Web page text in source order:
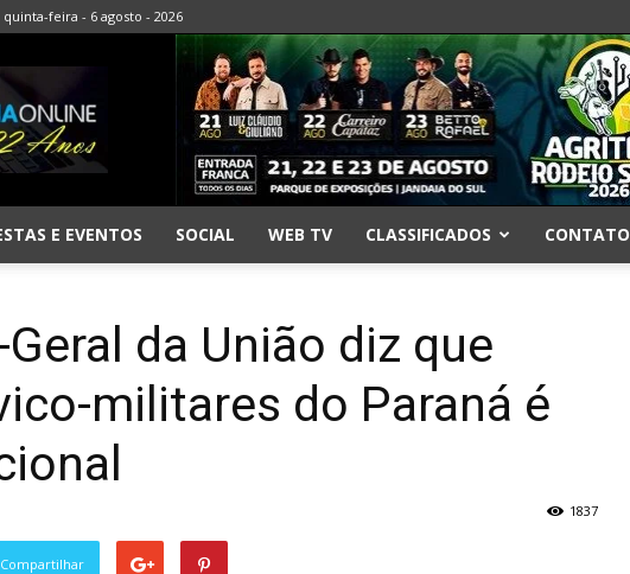
quinta-feira - 6 agosto - 2026
E EVENTOS SOCIAL WEB TV CLASSIFICADOS CONTATO
da União diz que
militares do Paraná é
1837
Compartilhar